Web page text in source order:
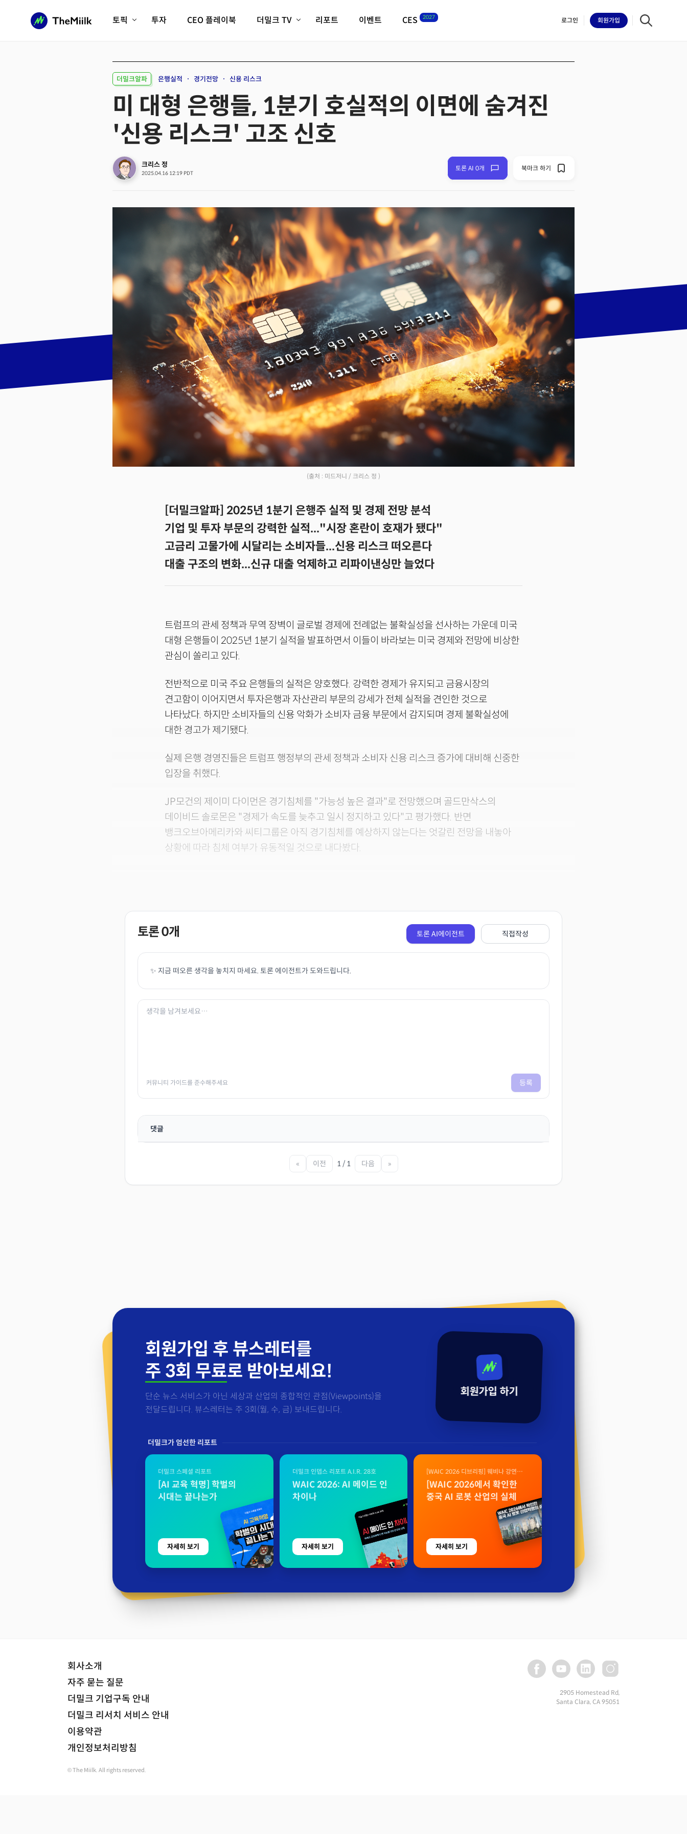
토픽
피지컬AI/로봇
AX비즈니스혁명 미래 교육/직업
전체 기사 보기
투자 CEO 플레이북 더밀크 TV
크리스의 뉴욕 시그널
더밀크 아카데미
더웨이브/트렌드쇼
리포트 이벤트 CES 2027
필드 가이드
CES2027 with TheMiilk
로그인 회원가입
더밀크알파 은행실적 경기전망 신용 리스크
미 대형 은행들, 1분기 호실적의 이면에 숨겨진
'신용 리스크' 고조 신호
크리스 정
2025.04.16 12:19 PDT
토론 AI 0개 북마크 하기
(출처 : 미드저니 / 크리스 정 )
[더밀크알파] 2025년 1분기 은행주 실적 및 경제 전망 분석
기업 및 투자 부문의 강력한 실적..."시장 혼란이 호재가 됐다"
고금리 고물가에 시달리는 소비자들...신용 리스크 떠오른다
대출 구조의 변화...신규 대출 억제하고 리파이낸싱만 늘었다
트럼프의 관세 정책과 무역 장벽이 글로벌 경제에 전례없는 불확실성을 선사하는 가운데 미국
대형 은행들이 2025년 1분기 실적을 발표하면서 이들이 바라보는 미국 경제와 전망에 비상한
관심이 쏠리고 있다.
전반적으로 미국 주요 은행들의 실적은 양호했다. 강력한 경제가 유지되고 금융시장의
견고함이 이어지면서 투자은행과 자산관리 부문의 강세가 전체 실적을 견인한 것으로
나타났다. 하지만 소비자들의 신용 악화가 소비자 금융 부문에서 감지되며 경제 불확실성에
대한 경고가 제기됐다.
실제 은행 경영진들은 트럼프 행정부의 관세 정책과 소비자 신용 리스크 증가에 대비해 신중한
입장을 취했다.
JP모건의 제이미 다이먼은 경기침체를 "가능성 높은 결과"로 전망했으며 골드만삭스의
데이비드 솔로몬은 "경제가 속도를 늦추고 일시 정지하고 있다"고 평가했다. 반면
뱅크오브아메리카와 씨티그룹은 아직 경기침체를 예상하지 않는다는 엇갈린 전망을 내놓아
상황에 따라 침체 여부가 유동적일 것으로 내다봤다.
토론0개 토론 AI에이전트 직접작성
✨ 지금 떠오른 생각을 놓치지 마세요. 토론 에이전트가 도와드립니다.
커뮤니티 가이드를 준수해주세요 등록
댓글
« 이전 1 / 1 다음 »
회원가입 후 뷰스레터를
주 3회 무료로 받아보세요!
단순 뉴스 서비스가 아닌 세상과 산업의 종합적인 관점(Viewpoints)을
전달드립니다. 뷰스레터는 주 3회(월, 수, 금) 보내드립니다.
회원가입 하기
더밀크가 엄선한 리포트
더밀크 스페셜 리포트
[AI 교육 혁명] 학벌의
시대는 끝나는가
자세히 보기
더밀크 인뎁스 리포트 A.I.R. 28호
WAIC 2026: AI 메이드 인
차이나
자세히 보기
[WAIC 2026 디브리핑] 웨비나 강연
자료
[WAIC 2026에서 확인한
중국 AI 로봇 산업의 실체
자세히 보기
회사소개
자주 묻는 질문
더밀크 기업구독 안내
더밀크 리서치 서비스 안내
이용약관
개인정보처리방침
2905 Homestead Rd,
Santa Clara, CA 95051
© The Miilk. All rights reserved.